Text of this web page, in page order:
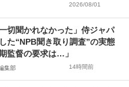
2026/08/01
切聞かれなかった」侍ジャパ
た“NPB聞き取り調査”の実態
監督の要求は…」
集部 14時間前